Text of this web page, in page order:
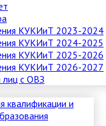
КУКИиТ 2023-2024
КУКИиТ 2024-2025
КУКИиТ 2025-2026
КУКИиТ 2026-2027
с ОВЗ
квалификации и